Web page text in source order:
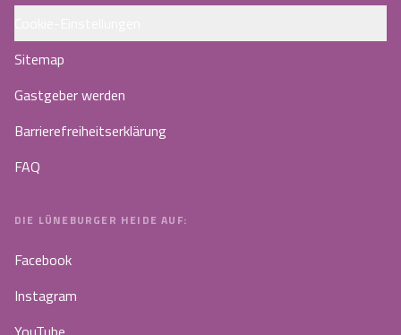
Sitemap
Gastgeber werden
Barrierefreiheitserklärung
FAQ
DIE LÜNEBURGER HEIDE AUF:
Facebook
Instagram